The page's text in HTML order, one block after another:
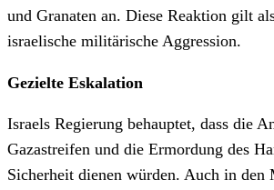
und Granaten an. Diese Reaktion gilt
israelische militärische Aggression.
Gezielte Eskalation
Israels Regierung behauptet, dass die
Gazastreifen und die Ermordung des
Sicherheit dienen würden. Auch in den